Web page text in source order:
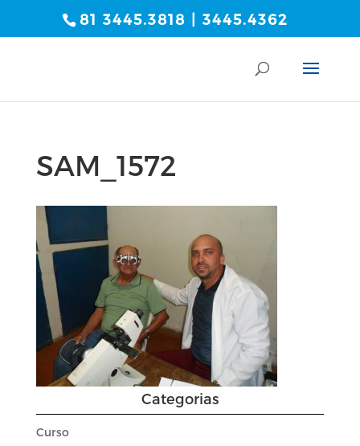
81 3445.3818 | 3445.4362
SAM_1572
Categorias
Curso